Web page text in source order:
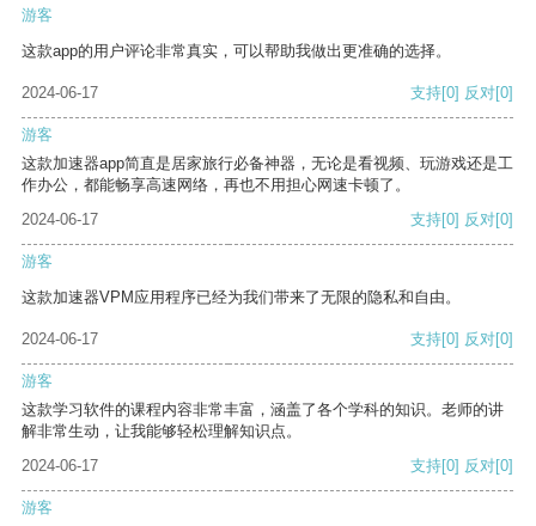
游客
这款app的用户评论非常真实，可以帮助我做出更准确的选择。
2024-06-17 支持[0] 反对[0]
游客
这款加速器app简直是居家旅行必备神器，无论是看视频、玩游戏还是工
作办公，都能畅享高速网络，再也不用担心网速卡顿了。
2024-06-17
支持[0] 反对[0]
游客
这款加速器VPM应用程序已经为我们带来了无限的隐私和自由。
2024-06-17 支持[0] 反对[0]
游客
这款学习软件的课程内容非常丰富，涵盖了各个学科的知识。老师的讲
解非常生动，让我能够轻松理解知识点。
2024-06-17
支持[0] 反对[0]
游客